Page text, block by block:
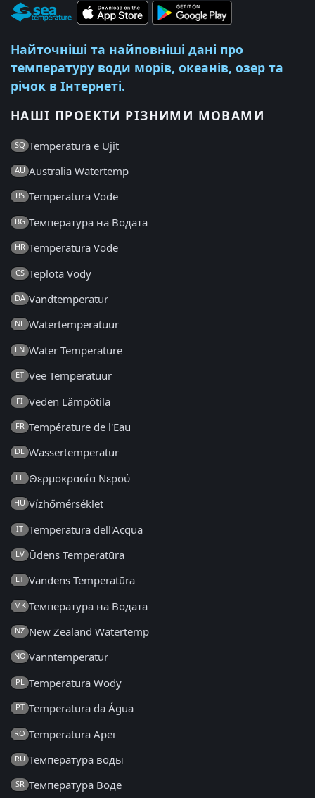
Найточніші та найповніші дані про
температуру води морів, океанів, озер та
річок в Інтернеті.
НАШІ ПРОЕКТИ РІЗНИМИ МОВАМИ
SQ Temperatura e Ujit
AU Australia Watertemp
BS Temperatura Vode
BG Температура на Водата
HR Temperatura Vode
CS Teplota Vody
DA Vandtemperatur
NL Watertemperatuur
EN Water Temperature
ET Vee Temperatuur
FI Veden Lämpötila
FR Température de l'Eau
DE Wassertemperatur
EL Θερμοκρασία Νερού
HU Vízhőmérséklet
IT Temperatura dell'Acqua
LV Ūdens Temperatūra
LT Vandens Temperatūra
MK Температура на Водата
NZ New Zealand Watertemp
NO Vanntemperatur
PL Temperatura Wody
PT Temperatura da Água
RO Temperatura Apei
RU Температура воды
SR Температура Воде